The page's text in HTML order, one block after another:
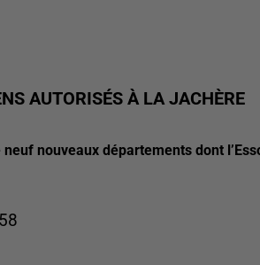
AUTORISÉS À LA JACHÈRE
nouveaux départements dont